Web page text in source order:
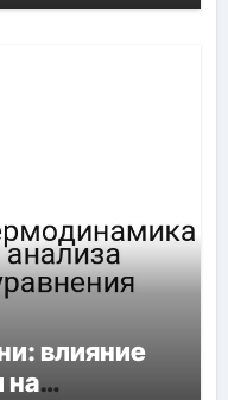
влияние
на